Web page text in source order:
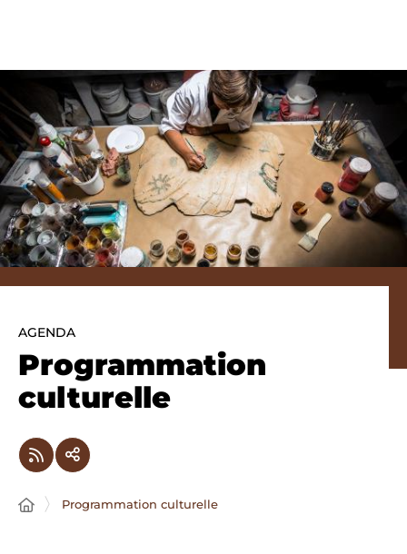
AGENDA
Programmation
culturelle
Programmation culturelle